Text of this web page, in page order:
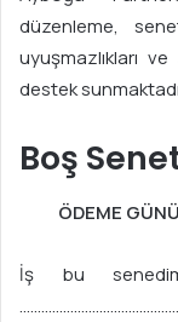
düzenleme,
uyuşmazlıkları
destek
Boş
ÖDEME
İş bu